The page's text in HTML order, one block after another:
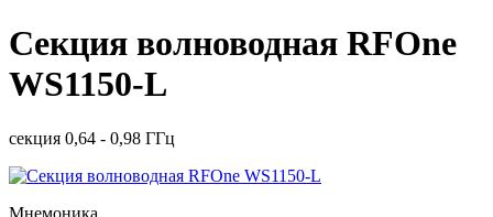
Секция волноводная RFOne
WS1150-L
секция 0,64 - 0,98 ГГц
Мнемоника